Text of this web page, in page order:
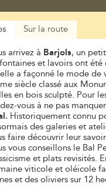
Sur la route
arrivez à Barjols, un
et lavoirs ont été
a façonné le mode de
siècle classé aux
en bois sculpté. Pour
vous à ne pas
Historiquement connu
des galeries et
faire découvrir leur
vous conseillons le Bal
et plats revisités.
viticole et oléicole
et des oliviers sur 12